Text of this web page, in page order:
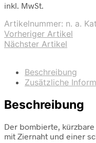
inkl. MwSt.
Artikelnummer: n. a.
Vorheriger Artikel
Nächster Artikel
Beschreibung
Zusätzliche
Beschreibung
Der bombierte,
mit Ziernaht und einer